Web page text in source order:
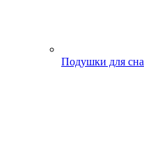
Подушки для сна